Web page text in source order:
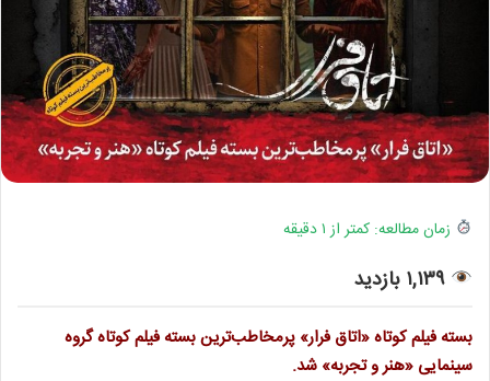
زمان مطالعه: کمتر از ۱ دقیقه
۱,۱۳۹ بازدید
بسته فیلم کوتاه «اتاق فرار» پرمخاطب‌ترین بسته فیلم کوتاه گروه
سینمایی «هنر و تجربه» شد.